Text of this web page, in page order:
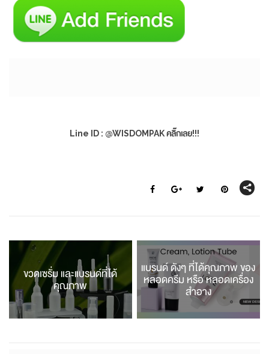
Line ID : @WISDOMPAK คลิ๊กเลย!!!
แบรนด์ ดังๆ ที่ได้คุณภาพ ของ
หลอดครีม หรือ หลอดเครื่อง
สำอาง
ขวดเซรั่ม และแบรนด์ที่ได้
คุณภาพ